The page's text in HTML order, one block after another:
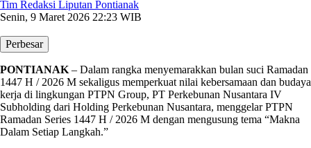
Tim Redaksi Liputan Pontianak
Senin, 9 Maret 2026 22:23 WIB
Perbesar
PONTIANAK – Dalam rangka menyemarakkan bulan suci Ramadan
1447 H / 2026 M sekaligus memperkuat nilai kebersamaan dan budaya
kerja di lingkungan PTPN Group, PT Perkebunan Nusantara IV
Subholding dari Holding Perkebunan Nusantara, menggelar PTPN
Ramadan Series 1447 H / 2026 M dengan mengusung tema “Makna
Dalam Setiap Langkah.”